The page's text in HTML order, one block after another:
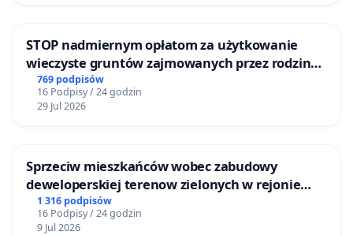
STOP nadmiernym opłatom za użytkowanie
wieczyste gruntów zajmowanych przez rodzinne
ogrody działkowe.
769 podpisów
16 Podpisy / 24 godzin
29 Jul 2026
Sprzeciw mieszkańców wobec zabudowy
deweloperskiej terenow zielonych w rejonie
Bulwarów Straceńskich w Bielsku-Białej
1 316 podpisów
16 Podpisy / 24 godzin
9 Jul 2026